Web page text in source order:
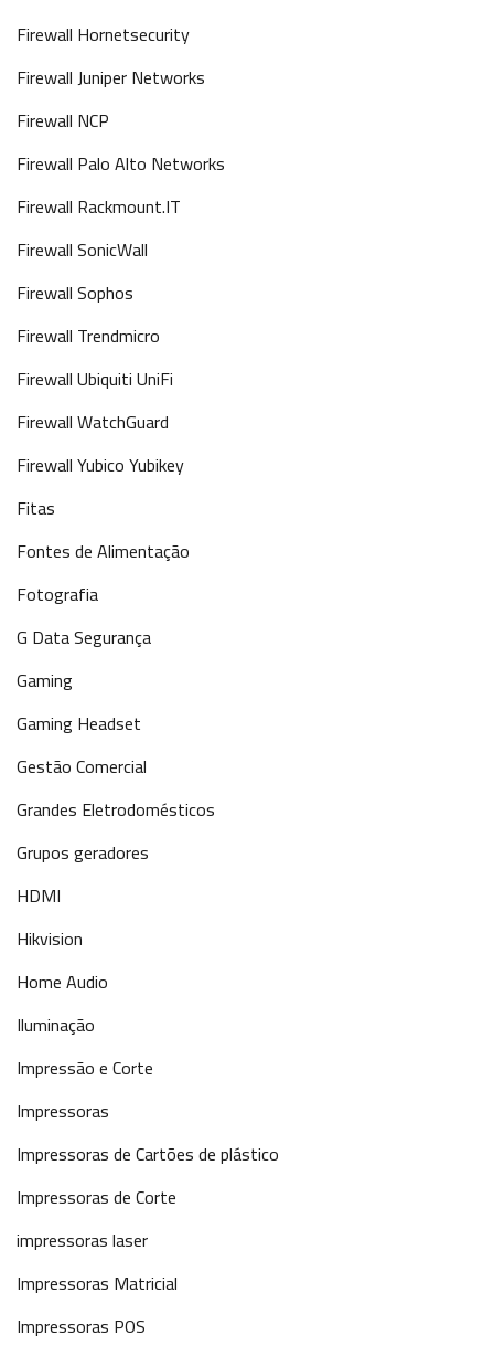
Firewall Hornetsecurity
Firewall Juniper Networks
Firewall NCP
Firewall Palo Alto Networks
Firewall Rackmount.IT
Firewall SonicWall
Firewall Sophos
Firewall Trendmicro
Firewall Ubiquiti UniFi
Firewall WatchGuard
Firewall Yubico Yubikey
Fitas
Fontes de Alimentação
Fotografia
G Data Segurança
Gaming
Gaming Headset
Gestão Comercial
Grandes Eletrodomésticos
Grupos geradores
HDMI
Hikvision
Home Audio
Iluminação
Impressão e Corte
Impressoras
Impressoras de Cartões de plástico
Impressoras de Corte
impressoras laser
Impressoras Matricial
Impressoras POS